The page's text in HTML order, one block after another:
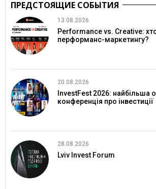
ПРЕДСТОЯЩИЕ СОБЫТИЯ
13.08.2026
Performance vs. Creative:
перформанс-маркетингу?
20.08.2026
InvestFest 2026: найбільша
конференція про інвестиції
28.08.2026
Lviv Invest Forum